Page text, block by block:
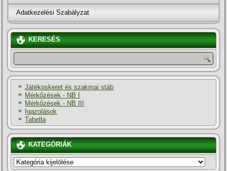
Adatkezelési Szabályzat
KERESÉS
Játékoskeret és szakmai stáb
Mérkőzések - NB I
Mérkőzések - NB III
Igazolások
Tabella
KATEGÓRIÁK
KATEGÓRIÁK